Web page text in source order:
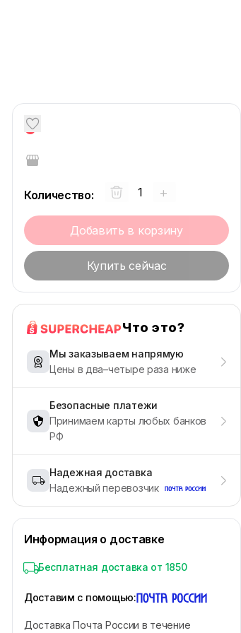
0
Количество: +
Добавить в корзину
Купить сейчас
Что это?
Мы заказываем напрямую
Цены в два–четыре раза ниже
Безопасные платежи
Принимаем карты любых банков
РФ
Надежная доставка
Надежный перевозчик
Информация о доставке
Бесплатная доставка от 1850
Доставим с помощью:
Доставка Почта России в течение